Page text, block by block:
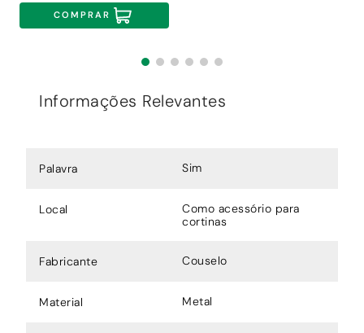
COMPRAR
Informações Relevantes
Palavra Sim
Local
Como acessório para
cortinas
Fabricante Couselo
Material Metal